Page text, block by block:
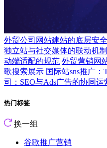
外贸公司网站建站的底层安
独立站与社交媒体的联动机制
动端适配的规范 外贸营销网
歌搜索展示 国际站sns推广
司：SEO与Ads广告的协同运
热门标签
换一组
谷歌推广营销